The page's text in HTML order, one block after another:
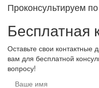
Проконсультируем
Бесплатная
Оставьте свои контактные
вам для бесплатной
вопросу!